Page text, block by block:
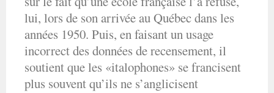
lui, lors de son arrivée au Québec dans les
années 1950. Puis, en faisant un usage
incorrect des données de recensement, il
soutient que les «italophones» se francisent
plus souvent qu’ils ne s’anglicisent